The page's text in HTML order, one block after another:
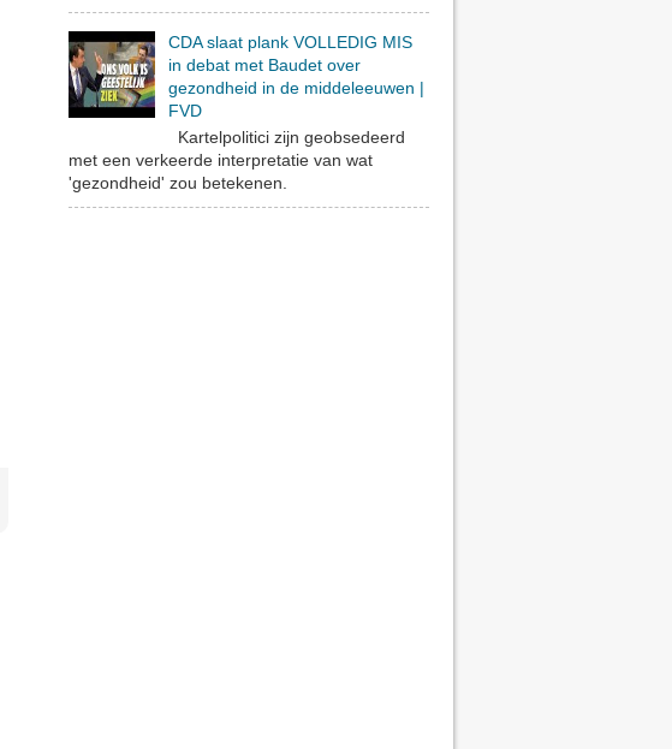
CDA slaat plank VOLLEDIG MIS
in debat met Baudet over
gezondheid in de middeleeuwen |
FVD
Kartelpolitici zijn geobsedeerd
met een verkeerde interpretatie van wat
'gezondheid' zou betekenen.